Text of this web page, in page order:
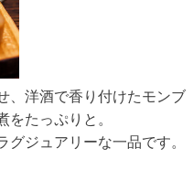
、洋酒で香り付けたモンブ
をたっぷりと。
グジュアリーな一品です。